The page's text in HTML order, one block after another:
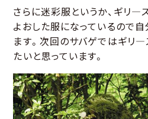
さらに迷彩服というか、ギリ―
よおした服になっているので
ます。次回のサバゲではギリ
たいと思っています。